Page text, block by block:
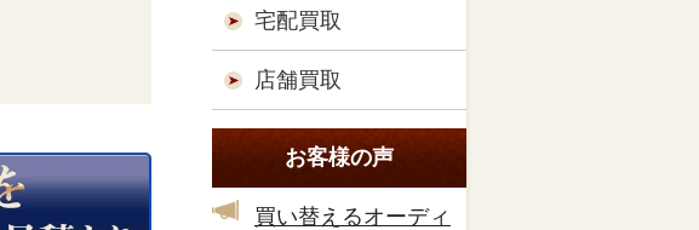
宅配買取
店舗買取
お客様の声
買い替えるオーディ